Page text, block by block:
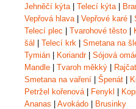
Jehněčí kýta| Telecí kýta|
Vepřová hlava| Vepřové karé
Telecí plec
Tvarohové těsto
šál
Telecí krk Smetana na
Tymián
Koriandr| Sójová
Mandle
Tvaroh měkký
Smetana na vaření
Špenát
Petržel kořenová| Fenykl
Ananas
Avokádo Brusinky